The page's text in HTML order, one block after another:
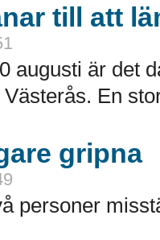
till att
augusti är det
En
gripna
personer